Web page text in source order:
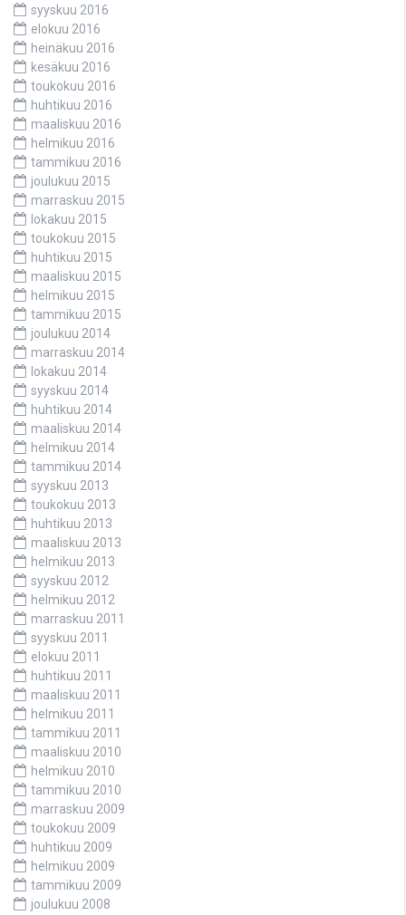
syyskuu 2016
elokuu 2016
heinäkuu 2016
kesäkuu 2016
toukokuu 2016
huhtikuu 2016
maaliskuu 2016
helmikuu 2016
tammikuu 2016
joulukuu 2015
marraskuu 2015
lokakuu 2015
toukokuu 2015
huhtikuu 2015
maaliskuu 2015
helmikuu 2015
tammikuu 2015
joulukuu 2014
marraskuu 2014
lokakuu 2014
syyskuu 2014
huhtikuu 2014
maaliskuu 2014
helmikuu 2014
tammikuu 2014
syyskuu 2013
toukokuu 2013
huhtikuu 2013
maaliskuu 2013
helmikuu 2013
syyskuu 2012
helmikuu 2012
marraskuu 2011
syyskuu 2011
elokuu 2011
huhtikuu 2011
maaliskuu 2011
helmikuu 2011
tammikuu 2011
maaliskuu 2010
helmikuu 2010
tammikuu 2010
marraskuu 2009
toukokuu 2009
huhtikuu 2009
helmikuu 2009
tammikuu 2009
joulukuu 2008